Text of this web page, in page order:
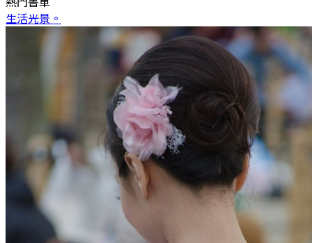
熱門書單
生活光景。